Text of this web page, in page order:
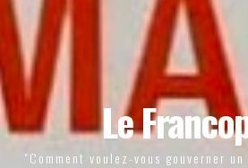
Le
"Comment voulez-vous gouverner